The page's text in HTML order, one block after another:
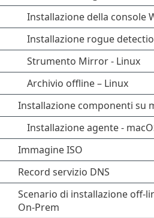
Installazione della console
Installazione rogue
Strumento Mirror - Linux
Archivio offline – Linux
Installazione componenti su
Installazione agente -
Immagine ISO
Record servizio DNS
Scenario di installazione off-
On-Prem